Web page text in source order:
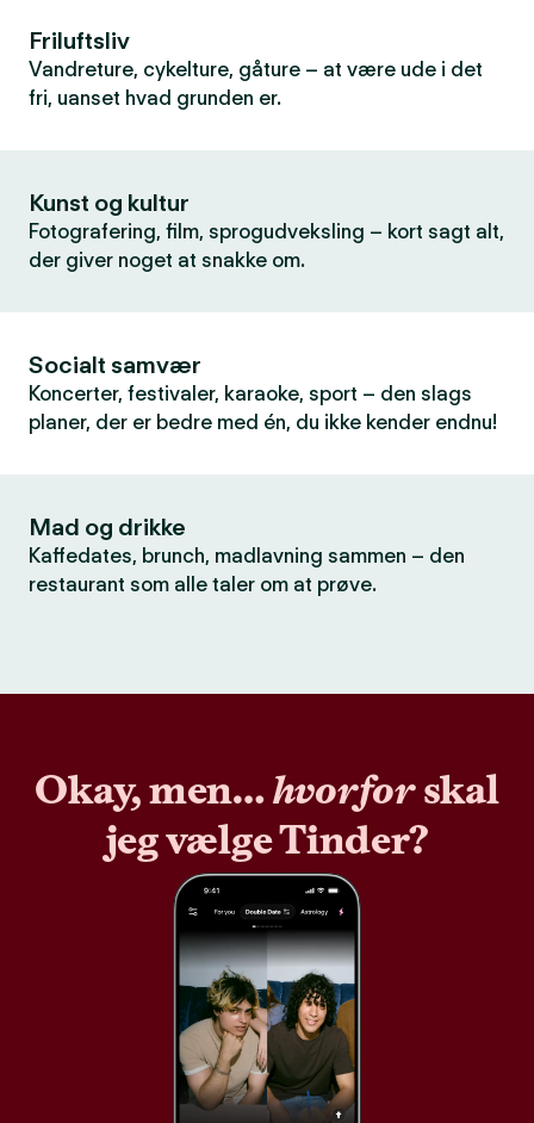
Friluftsliv
Vandreture, cykelture, gåture – at være ude i det
fri, uanset hvad grunden er.
Kunst og kultur
Fotografering, film, sprogudveksling – kort sagt alt,
der giver noget at snakke om.
Socialt samvær
Koncerter, festivaler, karaoke, sport – den slags
planer, der er bedre med én, du ikke kender endnu!
Mad og drikke
Kaffedates, brunch, madlavning sammen – den
restaurant som alle taler om at prøve.
Okay, men…hvorforskal
jeg vælge Tinder?